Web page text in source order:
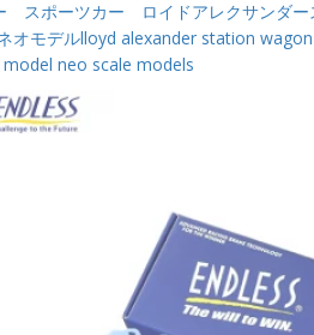
スポーツカー ロイドアレクサンダー
オモデルlloyd alexander station
neo scale models